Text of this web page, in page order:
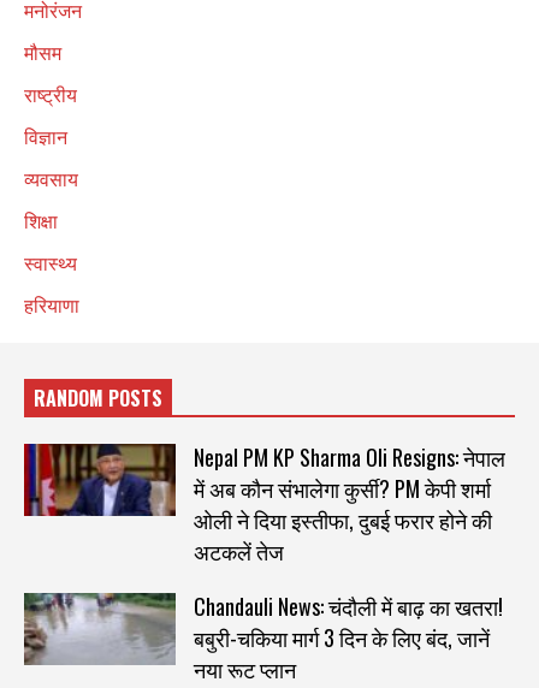
मनोरंजन
मौसम
राष्ट्रीय
विज्ञान
व्यवसाय
शिक्षा
स्वास्थ्य
हरियाणा
RANDOM POSTS
Nepal PM KP Sharma Oli Resigns: नेपाल
में अब कौन संभालेगा कुर्सी? PM केपी शर्मा
ओली ने दिया इस्तीफा, दुबई फरार होने की
अटकलें तेज
Chandauli News: चंदौली में बाढ़ का खतरा!
बबुरी-चकिया मार्ग 3 दिन के लिए बंद, जानें
नया रूट प्लान